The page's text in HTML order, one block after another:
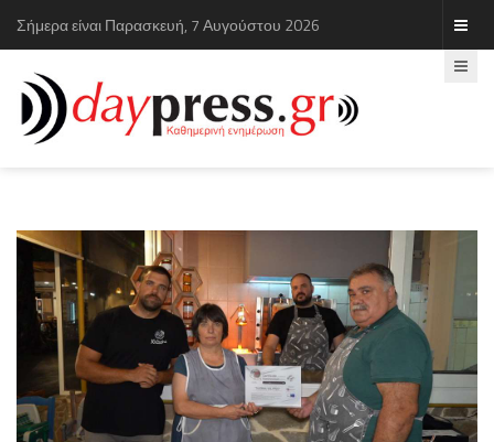
Σήμερα είναι Παρασκευή, 7 Αυγούστου 2026